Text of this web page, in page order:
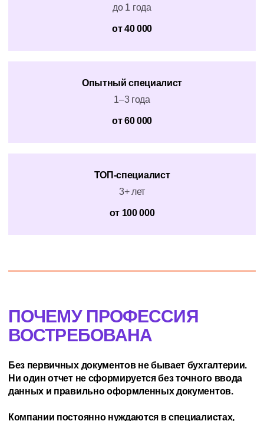
до 1 года
от 40 000
Опытный специалист
1–3 года
от 60 000
ТОП-специалист
3+ лет
от 100 000
ПОЧЕМУ ПРОФЕССИЯ
ВОСТРЕБОВАНА
Без первичных документов не бывает бухгалтерии.
Ни один отчет не сформируется без точного ввода
данных и правильно оформленных документов.
Компании постоянно нуждаются в специалистах,